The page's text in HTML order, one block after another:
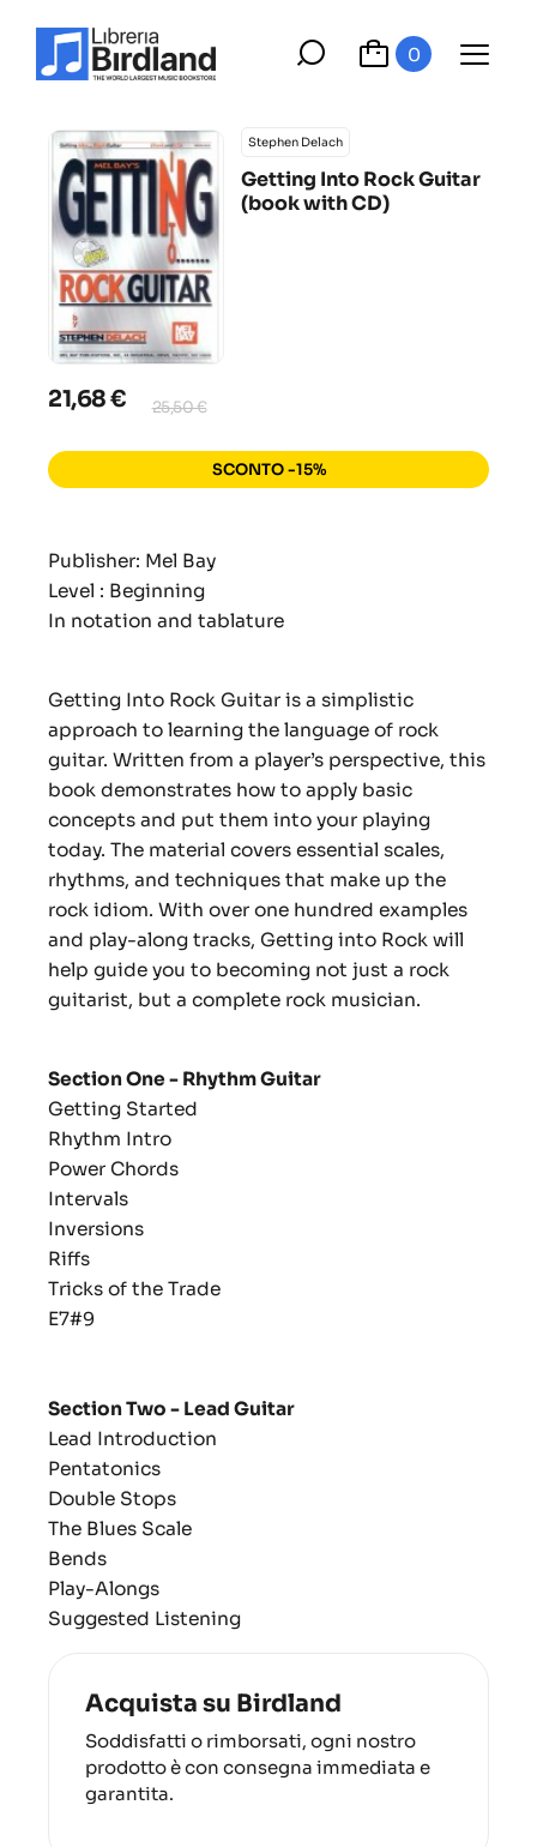
0
Stephen Delach
Getting Into Rock Guitar
(book with CD)
21,68 € 25,50 €
SCONTO -15%
Publisher: Mel Bay
Level : Beginning
In notation and tablature
Getting Into Rock Guitar is a simplistic
approach to learning the language of rock
guitar. Written from a player’s perspective, this
book demonstrates how to apply basic
concepts and put them into your playing
today. The material covers essential scales,
rhythms, and techniques that make up the
rock idiom. With over one hundred examples
and play-along tracks, Getting into Rock will
help guide you to becoming not just a rock
guitarist, but a complete rock musician.
Section One - Rhythm Guitar
Getting Started
Rhythm Intro
Power Chords
Intervals
Inversions
Riffs
Tricks of the Trade
E7#9
Section Two - Lead Guitar
Lead Introduction
Pentatonics
Double Stops
The Blues Scale
Bends
Play-Alongs
Suggested Listening
Acquista su Birdland
Soddisfatti o rimborsati, ogni nostro
prodotto è con consegna immediata e
garantita.